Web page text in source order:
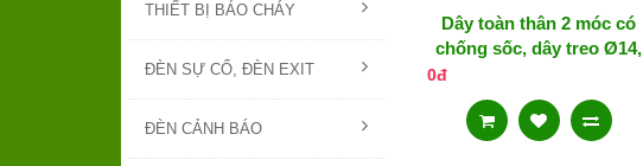
THIẾT BỊ BÁO CHÁY
ĐÈN SỰ CỐ, ĐÈN EXIT
ĐÈN CẢNH BÁO
Dây toàn thân 2 móc có
chống sốc, dây treo Ø14,
0đ